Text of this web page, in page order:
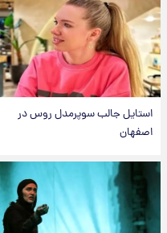
استایل جالب سوپرمدل روس در
اصفهان